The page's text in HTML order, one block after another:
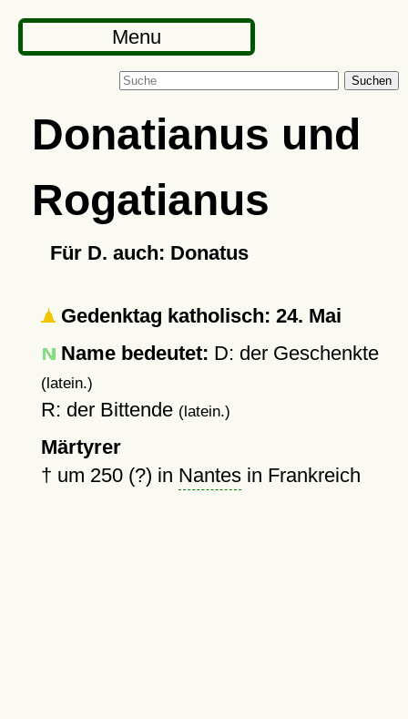
Menu
Suchen
Donatianus und
Rogatianus
Für D. auch: Donatus
Gedenktag katholisch: 24. Mai
Name bedeutet: D: der Geschenkte
(latein.)
R: der Bittende (latein.)
Märtyrer
† um 250 (?) in Nantesin Frankreich